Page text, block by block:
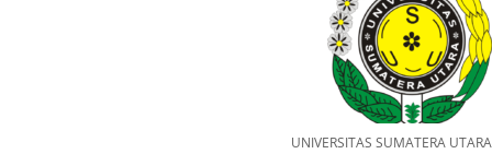
UNIVERSITAS SUMATERA UTARA